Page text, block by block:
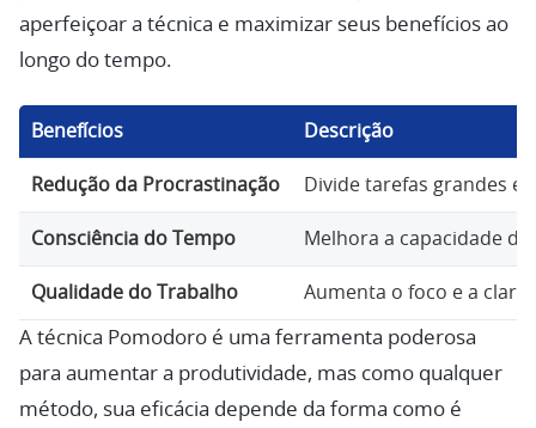
aperfeiçoar a técnica e maximizar seus benefícios ao
longo do tempo.
Benefícios Descrição
Redução da Procrastinação Divide tarefas grandes
Consciência do Tempo Melhora a capacidade
Qualidade do Trabalho Aumenta o foco e a
A técnica Pomodoro é uma ferramenta poderosa
para aumentar a produtividade, mas como qualquer
método, sua eficácia depende da forma como é